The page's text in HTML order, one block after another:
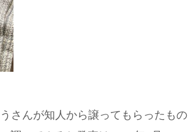
さんが知人から譲ってもらったもの